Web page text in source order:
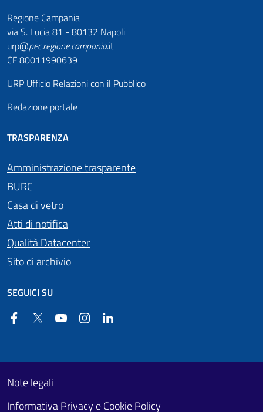
Regione Campania
via S. Lucia 81 - 80132 Napoli
urp@pec.regione.campania.it
CF 80011990639
URP Ufficio Relazioni con il Pubblico
Redazione portale
TRASPARENZA
Amministrazione trasparente
BURC
Casa di vetro
Atti di notifica
Qualità Datacenter
Sito di archivio
SEGUICI SU
FacebookTwitter YouTube Instagram
Footer First
Useful links section
Note legali
Informativa Privacy e Cookie Policy